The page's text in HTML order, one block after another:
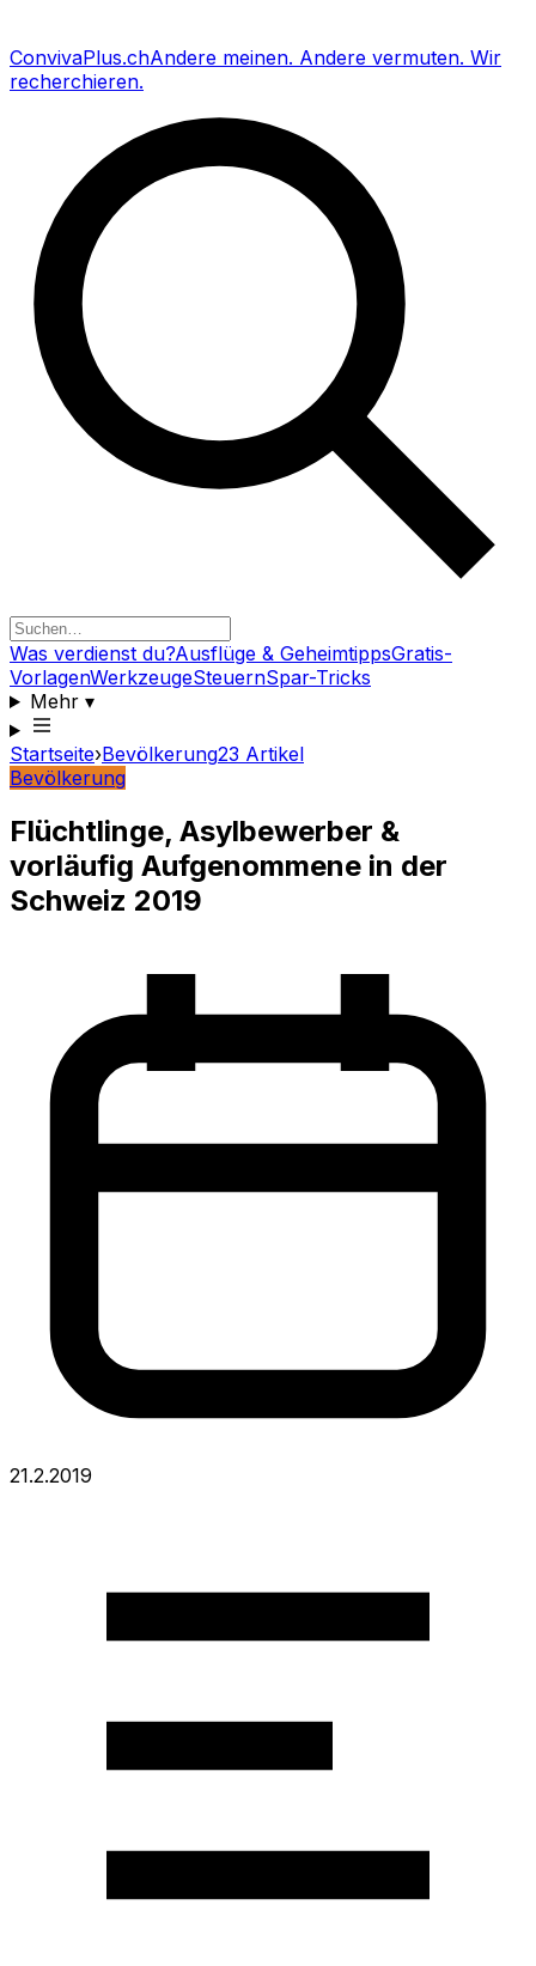
ConvivaPlus.chAndere meinen. Andere vermuten. Wir
recherchieren.
Was verdienst du?Ausflüge & GeheimtippsGratis-
VorlagenWerkzeugeSteuernSpar-Tricks
Mehr▾
Startseite›Bevölkerung23 Artikel
Bevölkerung
Flüchtlinge, Asylbewerber &
vorläufig Aufgenommene in der
Schweiz 2019
21.2.2019